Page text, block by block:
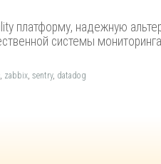
платформу, надежную
системы
, zabbix,sentry, datadog